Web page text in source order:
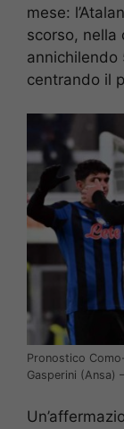
mese:
scorso, nella
annichilendo
centrando il
Pronostico
Gasperini (Ansa)